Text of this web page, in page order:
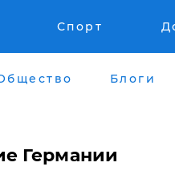
Спорт
Блоги
Германии